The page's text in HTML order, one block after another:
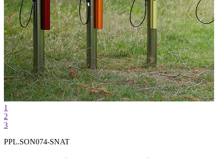
1
2
3
PPL.SON074-SNAT